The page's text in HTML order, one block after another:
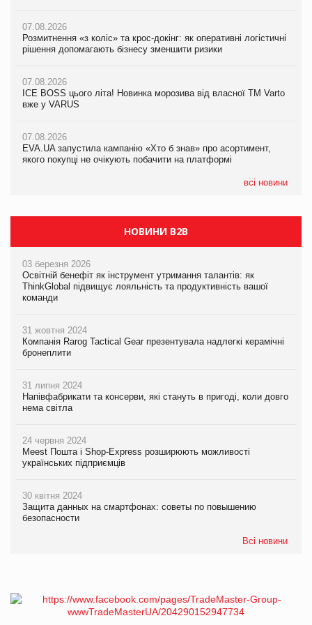
07.08.2026
Розмитнення «з коліс» та крос-докінг: як оперативні логістичні
рішення допомагають бізнесу зменшити ризики
07.08.2026
ICE BOSS цього літа! Новинка морозива від власної ТМ Varto
вже у VARUS
07.08.2026
EVA.UA запустила кампанію «Хто б знав» про асортимент,
якого покупці не очікують побачити на платформі
всі новини
07.08.2026
EVA.UA запустила кампанію «Хто б знав» про асортимент,
06.08.2026
Смачна новинка для хвостатих: у VARUS з’явилися паучі
05.08.2026
Мережа супермаркетів VARUS купує мережу магазинів
07.08.2026
Kraft Heinz скоротила збиток у першому півріччі
Продажі Hugo Boss впали на 9%
НОВИНИ B2B
03 березня 2026
Освітній бенефіт як інструмент утримання талантів: як
ThinkGlobal підвищує лояльність та продуктивність вашої
команди
31 жовтня 2024
Компанія Rarog Tactical Gear презентувала надлегкі керамічні
бронеплити
31 липня 2024
Напівфабрикати та консерви, які стануть в пригоді, коли довго
нема світла
24 червня 2024
Meest Пошта і Shop-Express розширюють можливості
українських підприємців
30 квітня 2024
Защита данных на смартфонах: советы по повышению
безопасности
Всі новини